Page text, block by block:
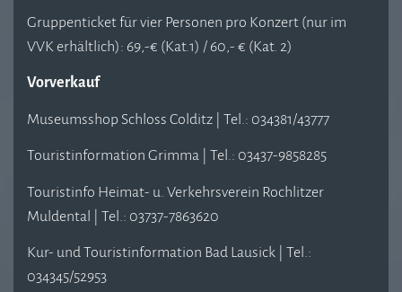
Gruppenticket für vier Personen pro Konzert (nur im
VVK erhältlich): 69,-€ (Kat.1) / 60,- € (Kat. 2)
Vorverkauf
Museumsshop Schloss Colditz | Tel.: 034381/43777
Touristinformation Grimma | Tel.: 03437-9858285
Touristinfo Heimat- u. Verkehrsverein Rochlitzer
Muldental | Tel.: 03737-7863620
Kur- und Touristinformation Bad Lausick | Tel.:
034345/52953